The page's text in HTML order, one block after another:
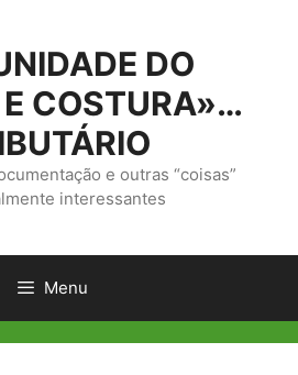
DO
COSTURA»…
e outras “coisas”
interessantes
Menu